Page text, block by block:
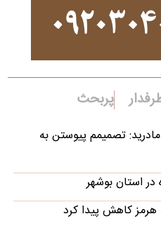
پربحث
تصمیمم پیوستن به
در استان بوشهر
هرمز کاهش پیدا کرد